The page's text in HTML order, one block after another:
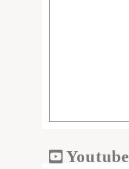
Youtube